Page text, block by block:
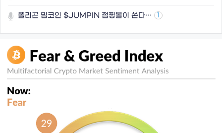
폴리곤 밈코인 $JUMPIN 점핑볼이 쏜다… 1